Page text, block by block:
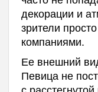
декорации и
зрители
компаниями.
Ее внешний
Певица не